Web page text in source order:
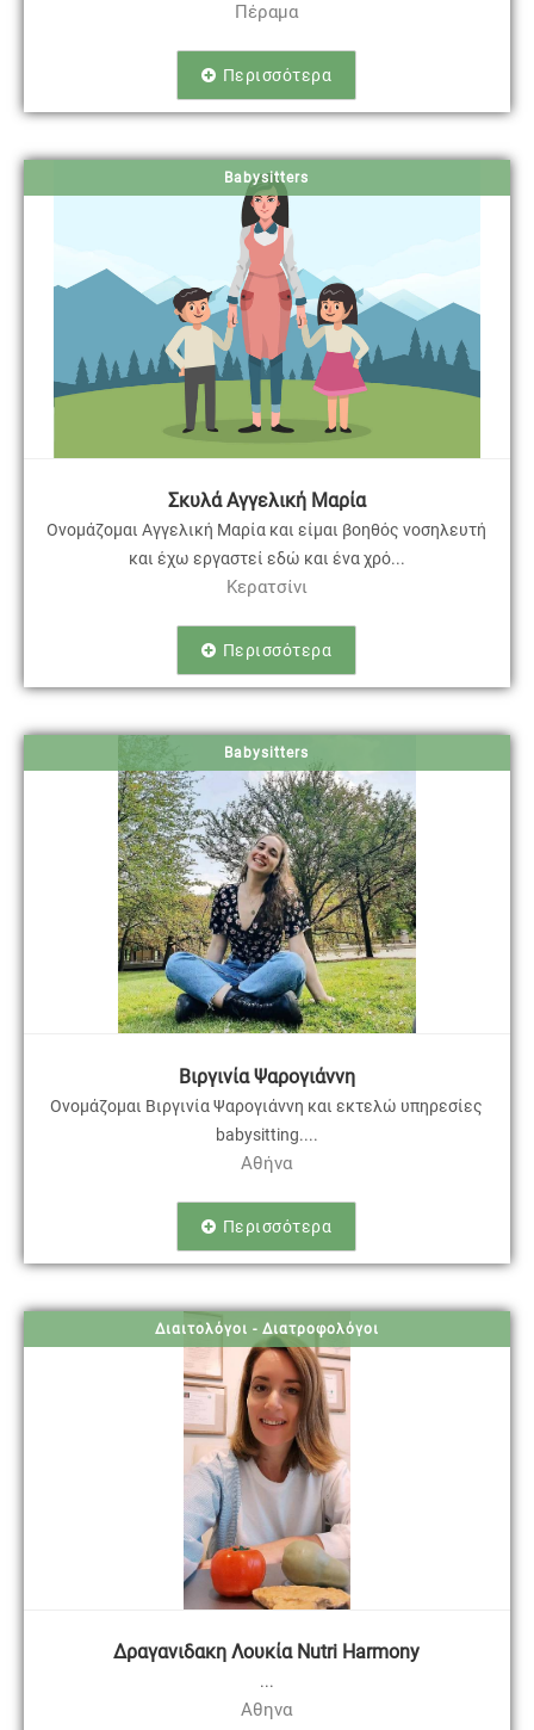
Πέραμα
Περισσότερα
Babysitters
Σκυλά Αγγελική Μαρία
Ονομάζομαι Αγγελική Μαρία και είμαι βοηθός νοσηλευτή
και έχω εργαστεί εδώ και ένα χρό...
Κερατσίνι
Περισσότερα
Babysitters
Βιργινία Ψαρογιάννη
Ονομάζομαι Βιργινία Ψαρογιάννη και εκτελώ υπηρεσίες
babysitting....
Αθήνα
Περισσότερα
Διαιτολόγοι - Διατροφολόγοι
Δραγανιδακη Λουκία Nutri Harmony
...
Αθηνα